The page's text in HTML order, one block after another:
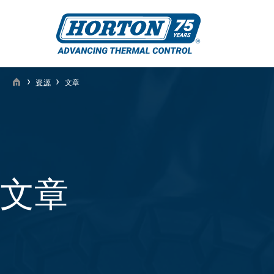
› 资源 › 文章
文章